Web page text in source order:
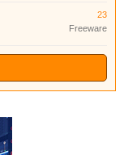
23
Freeware